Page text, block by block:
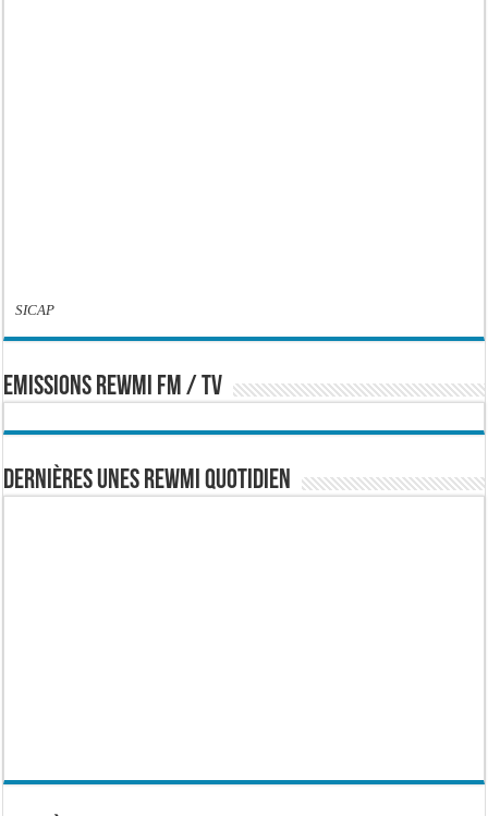
SICAP
EMISSIONS REWMI FM / TV
Dernières Unes Rewmi Quotidien